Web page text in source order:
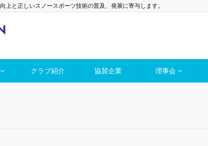
と正しいスノースポーツ技術の普及、発展に寄与します。
クラブ紹介 協賛企業 理事会